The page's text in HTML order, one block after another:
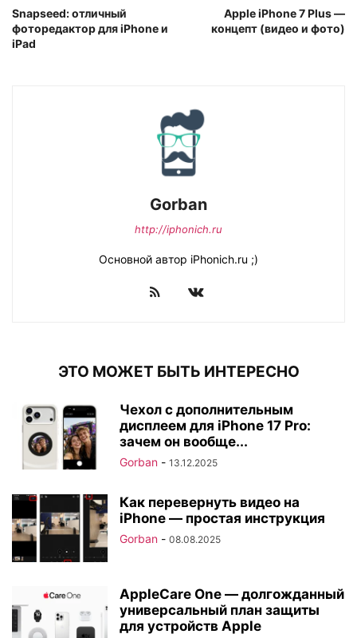
Snapseed: отличный
фоторедактор для iPhone и
iPad
Apple iPhone 7 Plus —
концепт (видео и фото)
Gorban
http://iphonich.ru
Основной автор iPhonich.ru ;)
ЭТО МОЖЕТ БЫТЬ ИНТЕРЕСНО
Чехол с дополнительным
дисплеем для iPhone 17 Pro:
зачем он вообще...
Gorban - 13.12.2025
Как перевернуть видео на
iPhone — простая инструкция
Gorban - 08.08.2025
AppleCare One — долгожданный
универсальный план защиты
для устройств Apple